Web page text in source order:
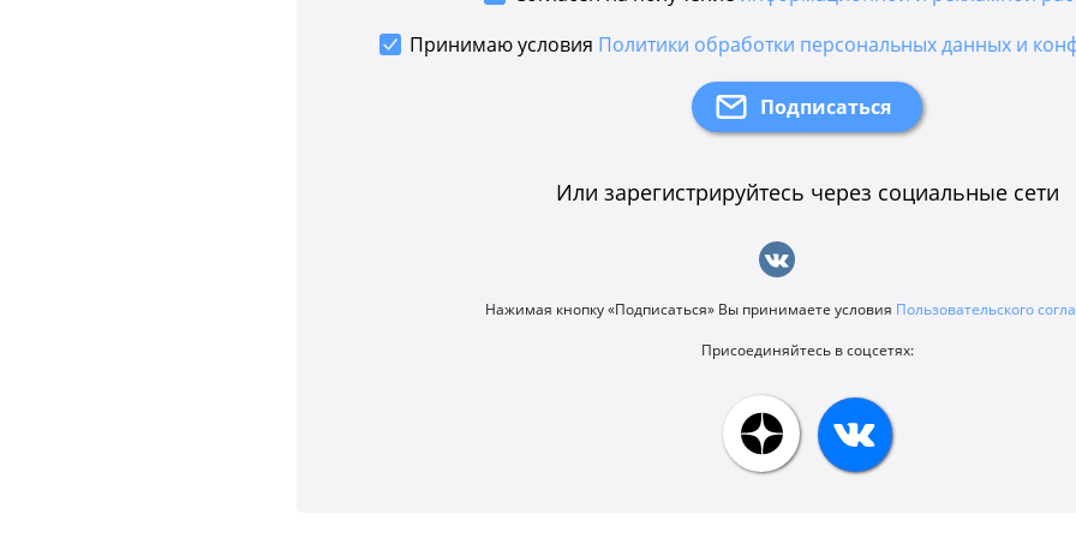
Принимаю условия Политики обработки персональных данных и
Или зарегистрируйтесь через социальные сети
Нажимая кнопку «Подписаться» Вы принимаете условия Пользовательского
Присоединяйтесь в соцсетях: